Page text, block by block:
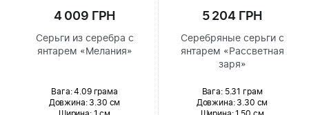
4 009 ГРН
Серьги из серебра с
янтарем «Мелания»
Вага: 4.09 грама
Довжина:3.30 см
Ширина: 1 см
5 204 ГРН
Серебряные серьги с
янтарем «Рассветная
заря»
Вага: 5.31 грам
Довжина:3.30 см
Ширина: 1.50 см